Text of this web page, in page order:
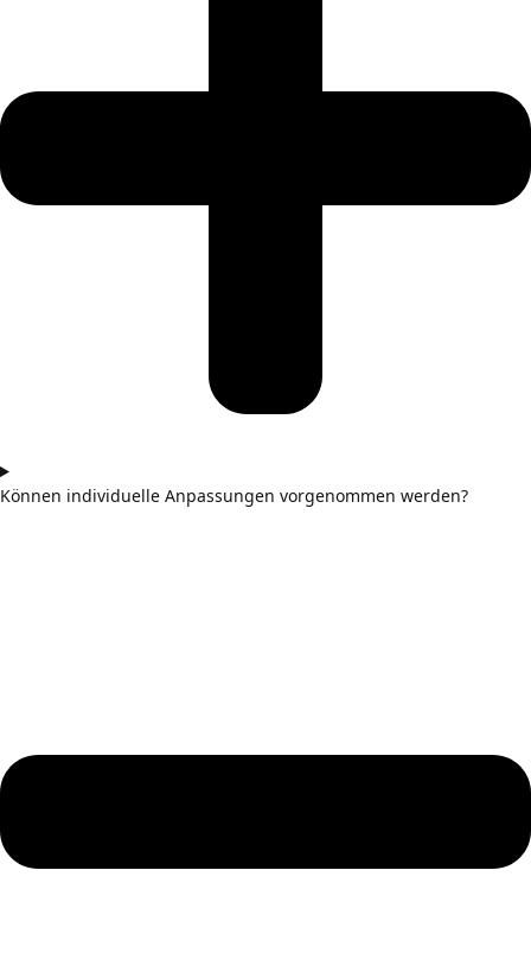
Können individuelle Anpassungen vorgenommen werden?